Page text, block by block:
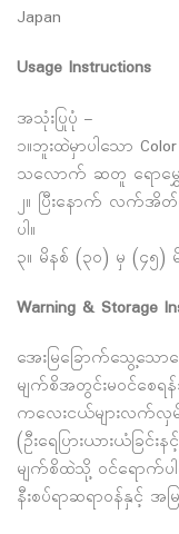
Japan
Usage Instructions
အသုံးပြုပုံ –
၁။ဘူးထဲမှာပါသော
သလောက် ဆတူ ရောမွှ
၂။ ပြီးနောက် လက်အိ
ပါ။
၃။ မိနစ် (၃၀) မှ (၄၅) မိန
Warning & Storage
အေးမြခြောက်သွေ့သော
မျက်စိအတွင်းမဝင်စေရန်
ကလေးငယ်များလက်လှမ်
(ဦးရေပြားယားယံခြင်းနင့်
မျက်စိထဲသို့ ဝင်ရောက်ပ
နီးစပ်ရာဆရာဝန်နှင့် အမြ